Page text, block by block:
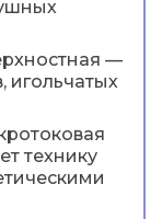
—
игольчатых
технику